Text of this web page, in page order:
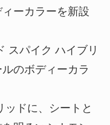
ーカラーを新設
スパイク ハイブリ
のボディーカラ
ッドに、シートと